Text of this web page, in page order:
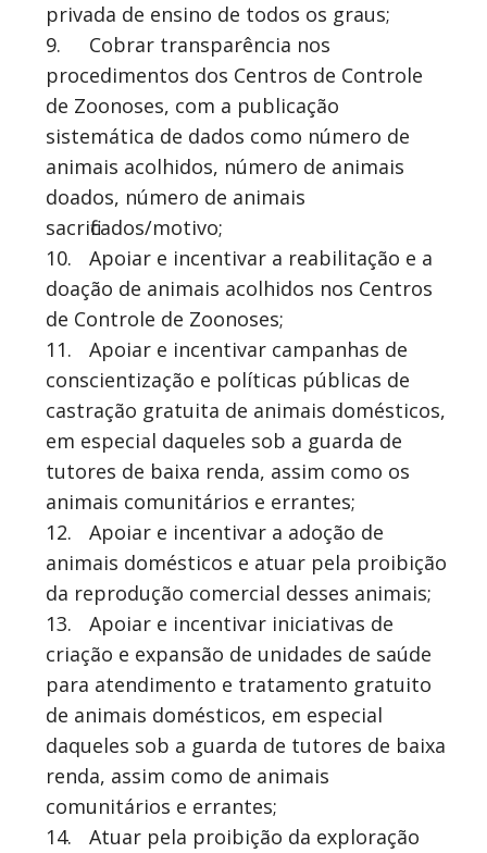
privada de ensino de todos os graus;
9.
Cobrar transparência nos
procedimentos dos Centros de Controle
de Zoonoses, com a publicação
sistemática de dados como número de
animais acolhidos, número de animais
doados, número de animais
sacrificados/motivo;
10.
Apoiar e incentivar a reabilitação e a
doação de animais acolhidos nos Centros
de Controle de Zoonoses;
11.
Apoiar e incentivar campanhas de
conscientização e políticas públicas de
castração gratuita de animais domésticos,
em especial daqueles sob a guarda de
tutores de baixa renda, assim como os
animais comunitários e errantes;
12.
Apoiar e incentivar a adoção de
animais domésticos e atuar pela proibição
da reprodução comercial desses animais;
13.
Apoiar e incentivar iniciativas de
criação e expansão de unidades de saúde
para atendimento e tratamento gratuito
de animais domésticos, em especial
daqueles sob a guarda de tutores de baixa
renda, assim como de animais
comunitários e errantes;
14.
Atuar pela proibição da exploração